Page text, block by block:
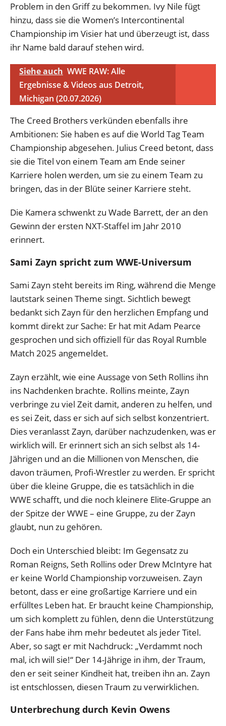
Problem in den Griff zu bekommen. Ivy Nile fügt
hinzu, dass sie die Women’s Intercontinental
Championship im Visier hat und überzeugt ist, dass
ihr Name bald darauf stehen wird.
Siehe auch WWE RAW: Alle
Ergebnisse & Videos aus Detroit,
Michigan (20.07.2026)
The Creed Brothers verkünden ebenfalls ihre
Ambitionen: Sie haben es auf die World Tag Team
Championship abgesehen. Julius Creed betont, dass
sie die Titel von einem Team am Ende seiner
Karriere holen werden, um sie zu einem Team zu
bringen, das in der Blüte seiner Karriere steht.
Die Kamera schwenkt zu Wade Barrett, der an den
Gewinn der ersten NXT-Staffel im Jahr 2010
erinnert.
Sami Zayn spricht zum WWE-Universum
Sami Zayn steht bereits im Ring, während die Menge
lautstark seinen Theme singt. Sichtlich bewegt
bedankt sich Zayn für den herzlichen Empfang und
kommt direkt zur Sache: Er hat mit Adam Pearce
gesprochen und sich offiziell für das Royal Rumble
Match 2025 angemeldet.
Zayn erzählt, wie eine Aussage von Seth Rollins ihn
ins Nachdenken brachte. Rollins meinte, Zayn
verbringe zu viel Zeit damit, anderen zu helfen, und
es sei Zeit, dass er sich auf sich selbst konzentriert.
Dies veranlasst Zayn, darüber nachzudenken, was er
wirklich will. Er erinnert sich an sich selbst als 14-
Jährigen und an die Millionen von Menschen, die
davon träumen, Profi-Wrestler zu werden. Er spricht
über die kleine Gruppe, die es tatsächlich in die
WWE schafft, und die noch kleinere Elite-Gruppe an
der Spitze der WWE – eine Gruppe, zu der Zayn
glaubt, nun zu gehören.
Doch ein Unterschied bleibt: Im Gegensatz zu
Roman Reigns, Seth Rollins oder Drew McIntyre hat
er keine World Championship vorzuweisen. Zayn
betont, dass er eine großartige Karriere und ein
erfülltes Leben hat. Er braucht keine Championship,
um sich komplett zu fühlen, denn die Unterstützung
der Fans habe ihm mehr bedeutet als jeder Titel.
Aber, so sagt er mit Nachdruck: „Verdammt noch
mal, ich will sie!“ Der 14-Jährige in ihm, der Traum,
den er seit seiner Kindheit hat, treiben ihn an. Zayn
ist entschlossen, diesen Traum zu verwirklichen.
Unterbrechung durch Kevin Owens